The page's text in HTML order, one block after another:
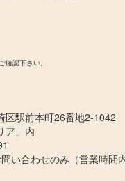
認下さい。
区駅前本町26番地2-1042
ア」内
い合わせのみ（営業時間